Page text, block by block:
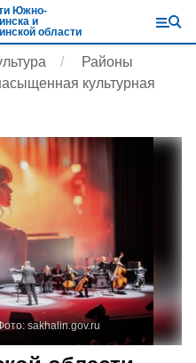
Южно-
и
области
Районы
культурная
sakhalin.gov.ru